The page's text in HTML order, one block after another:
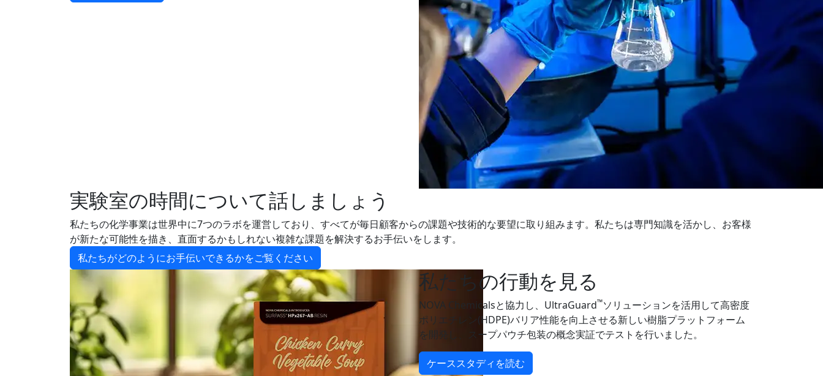
実験室の時間について話しましょう
私たちの化学事業は世界中に7つのラボを運営しており、すべてが毎日顧客からの課題や技術的な要望に取り組みます。私たちは専門知識を活かし、お客様
が新たな可能性を描き、直面するかもしれない複雑な課題を解決するお手伝いをします。
私たちがどのようにお手伝いできるかをご覧ください
私たちの行動を見る
NOVA Chemicalsと協力し、UltraGuard™ソリューションを活用して高密度
ポリエチレン(HDPE)バリア性能を向上させる新しい樹脂プラットフォーム
を開発し、スープパウチ包装の概念実証でテストを行いました。
ケーススタディを読む